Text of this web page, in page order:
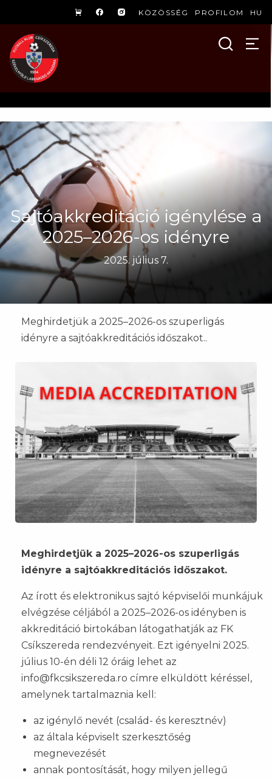
KÖZÖSSÉG PROFILOM HU
Sajtóakkreditáció igénylése a
2025–2026-os idényre
2025. július 7.
Meghirdetjük a 2025–2026-os szuperligás
idényre a sajtóakkreditációs időszakot..
Meghirdetjük a 2025–2026-os szuperligás
idényre a sajtóakkreditációs időszakot.
Az írott és elektronikus sajtó képviselői munkájuk
elvégzése céljából a 2025–2026-os idényben is
akkreditáció birtokában látogathatják az FK
Csíkszereda rendezvényeit. Ezt igényelni 2025.
július 10-én déli 12 óráig lehet az
info@fkcsikszereda.ro címre elküldött kéréssel,
amelynek tartalmaznia kell:
az igénylő nevét (család- és keresztnév)
az általa képviselt szerkesztőség
megnevezését
annak pontosítását, hogy milyen jellegű